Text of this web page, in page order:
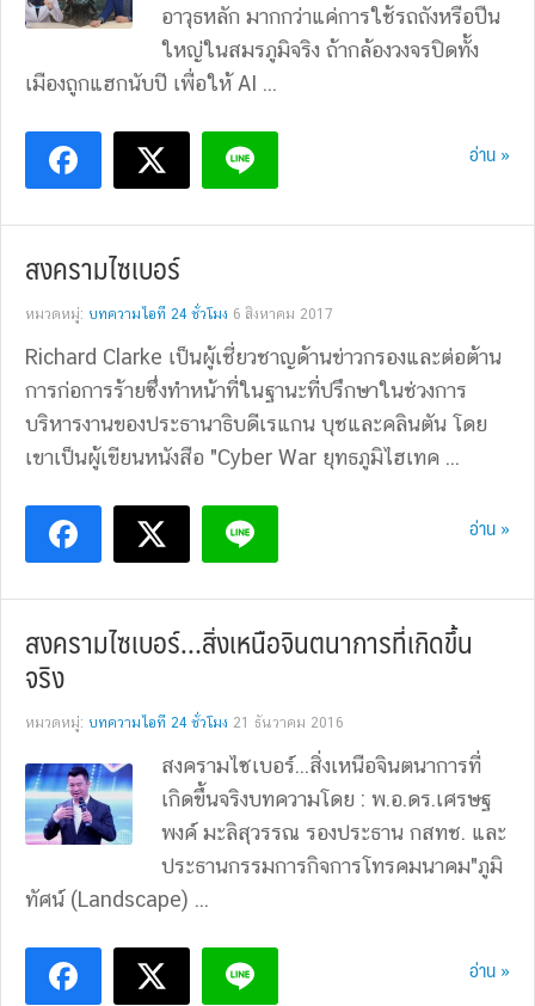
อาวุธหลัก มากกว่าแค่การใช้รถถังหรือปืน
ใหญ่ในสมรภูมิจริง ถ้ากล้องวงจรปิดทั้ง
เมืองถูกแฮกนับปี เพื่อให้ AI ...
อ่าน »
สงครามไซเบอร์
หมวดหมู่: บทความไอที 24 ชั่วโมง 6 สิงหาคม 2017
Richard Clarke เป็นผู้เชี่ยวชาญด้านข่าวกรองและต่อต้าน
การก่อการร้ายซึ่งทำหน้าที่ในฐานะที่ปรึกษาในช่วงการ
บริหารงานของประธานาธิบดีเรแกน บุชและคลินตัน โดย
เขาเป็นผู้เขียนหนังสือ "Cyber War ยุทธภูมิไฮเทค ...
อ่าน »
สงครามไซเบอร์…สิ่งเหนือจินตนาการที่เกิดขึ้น
จริง
หมวดหมู่: บทความไอที 24 ชั่วโมง 21 ธันวาคม 2016
สงครามไซเบอร์...สิ่งเหนือจินตนาการที่
เกิดขึ้นจริงบทความโดย : พ.อ.ดร.เศรษฐ
พงค์ มะลิสุวรรณ รองประธาน กสทช. และ
ประธานกรรมการกิจการโทรคมนาคม"ภูมิ
ทัศน์ (Landscape) ...
อ่าน »